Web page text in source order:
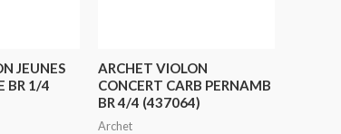
JEUNES
BR 1/4
ARCHET VIOLON
CONCERT CARB PERNAMB
BR 4/4 (437064)
Archet